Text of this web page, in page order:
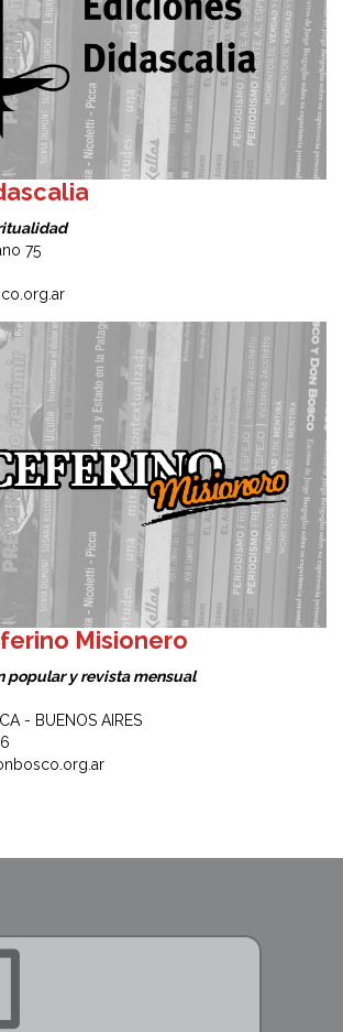
75
Misionero
popular y revista mensual
- BUENOS AIRES